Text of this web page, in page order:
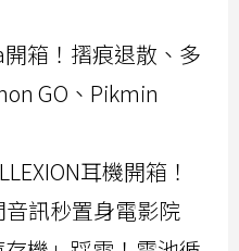
箱！摺痕退散、多
GO、Pikmin
耳機開箱！
訊秒置身電影院